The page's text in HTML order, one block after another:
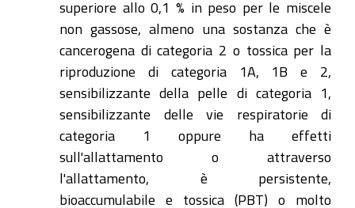
superiore allo 0,1 % in peso per le miscele
non gassose, almeno una sostanza che è
cancerogena di categoria 2 o tossica per la
riproduzione di categoria 1A, 1B e 2,
sensibilizzante della pelle di categoria 1,
sensibilizzante delle vie respiratorie di
categoria 1 oppure ha effetti
sull'allattamento o attraverso
l'allattamento, è persistente,
bioaccumulabile e tossica (PBT) o molto